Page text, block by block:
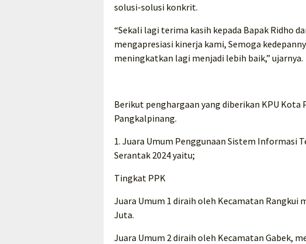
solusi-solusi konkrit.
“Sekali lagi terima kasih kepada Bapak Ridho
mengapresiasi kinerja kami, Semoga
meningkatkan lagi menjadi lebih baik,” ujarnya.
Berikut penghargaan yang diberikan KPU Kota
Pangkalpinang.
1. Juara Umum Penggunaan Sistem Informasi
Serantak 2024 yaitu;
Tingkat PPK
Juara Umum 1 diraih oleh Kecamatan Rangkui
Juta.
Juara Umum 2 diraih oleh Kecamatan Gabek,